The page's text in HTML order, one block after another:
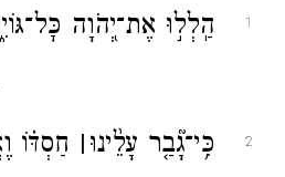
1 הַֽלְל֣וּ אֶת־יְ֭הֹוָה
2 כִּ֥י־גָ֘בַ֤ר עָלֵ֨ינוּ׀ חַסְדּ֗וֹ